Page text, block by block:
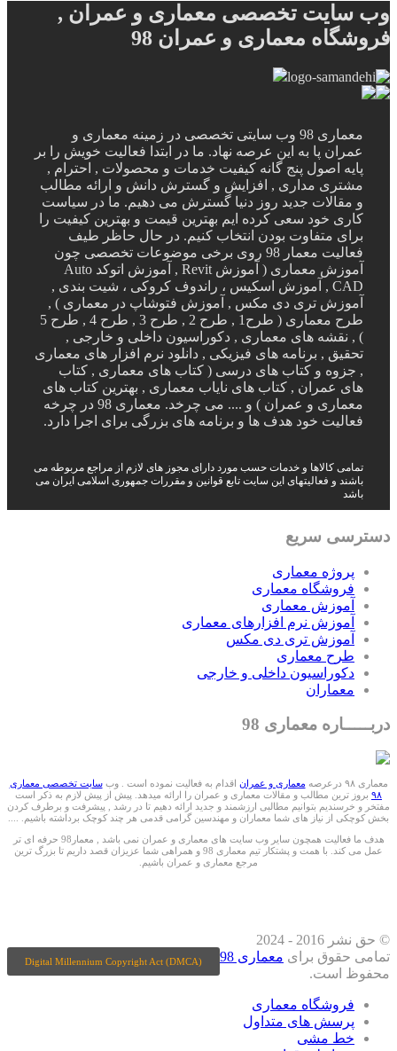
وب سایت تخصصی معماری و عمران ,
فروشگاه معماری و عمران 98
معماری 98 وب سایتی تخصصی در زمینه معماری و
عمران پا به این عرصه نهاد. ما در ابتدا فعالیت خویش را بر
پایه اصول پنج گانه کیفیت خدمات و محصولات , احترام ,
مشتری مداری , افزایش و گسترش دانش و ارائه مطالب
و مقالات جدید روز دنیا گسترش می دهیم. ما در سیاست
کاری خود سعی کرده ایم بهترین قیمت و بهترین کیفیت را
برای متفاوت بودن انتخاب کنیم. در حال حاظر طیف
فعالیت معمار 98 روی برخی موضوعات تخصصی چون
آموزش معماری ( آموزش Revit , آموزش اتوکد Auto
CAD , آموزش اسکیس ، راندوف کروکی ، شیت بندی ,
آموزش تری دی مکس , آموزش فتوشاپ در معماری ) ,
طرح معماری ( طرح1 , طرح 2 , طرح 3 , طرح 4 , طرح 5
) , نقشه های معماری , دکوراسیون داخلی و خارجی ,
تحقیق , برنامه های فیزیکی , دانلود نرم افزار های معماری
, جزوه و کتاب های درسی ( کتاب های معماری , کتاب
های عمران , کتاب های نایاب معماری , بهترین کتاب های
معماری و عمران ) و .... می چرخد. معماری 98 در چرخه
فعالیت خود هدف ها و برنامه های بزرگی برای اجرا دارد.
تمامی کالاها و خدمات حسب مورد دارای مجوز های لازم از مراجع مربوطه می
باشند و فعالیتهای این سایت تابع قوانین و مقررات جمهوری اسلامی ایران می
باشد
دسترسی سریع
پروژه معماری
فروشگاه معماری
آموزش معماری
آموزش نرم افزارهای معماری
آموزش تری دی مکس
طرح معماری
دکوراسیون داخلی و خارجی
معماران
دربـــــاره معماری 98
معماری ۹۸ درعرصه معماری و عمران اقدام به فعالیت نموده است . وبسایت تخصصی معماری
۹۸ بروز ترین مطالب و مقالات معماری و عمران را ارائه میدهد. پیش از پیش لازم به ذکر است
مفتخر و خرسندیم بتوانیم مطالبی ارزشمند و جدید ارائه دهیم تا در رشد , پیشرفت و برطرف کردن
بخش کوچکی از نیاز های شما معماران و مهندسین گرامی قدمی هر چند کوچک برداشته باشیم. ....
هدف ما فعالیت همچون سایر وب سایت های معماری و عمران نمی باشد , معمار98 حرفه ای تر
عمل می کند. با همت و پشتکار تیم معماری 98 و همراهی شما عزیزان قصد داریم تا بزرگ ترین
مرجع معماری و عمران باشیم.
Digital Millennium Copyright Act (DMCA)
© حق نشر 2016 - 2024
تمامی حقوق برای معماری 98
محفوظ است.
فروشگاه معماری
پرسش های متداول
خط مشی